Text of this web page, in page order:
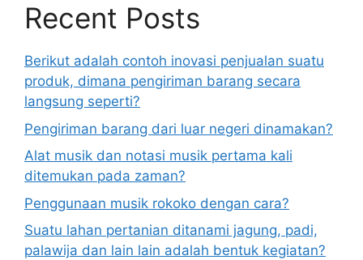
Recent Posts
Berikut adalah contoh inovasi penjualan suatu
produk, dimana pengiriman barang secara
langsung seperti?
Pengiriman barang dari luar negeri dinamakan?
Alat musik dan notasi musik pertama kali
ditemukan pada zaman?
Penggunaan musik rokoko dengan cara?
Suatu lahan pertanian ditanami jagung, padi,
palawija dan lain lain adalah bentuk kegiatan?